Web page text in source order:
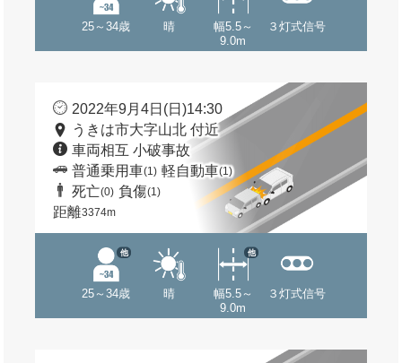
25～34歳 晴
幅5.5～
9.0m
３灯式信号
2022年9月4日(日)14:30
うきは市大字山北 付近
車両相互 小破事故
普通乗用車(1) 軽自動車(1)
死亡(0) 負傷(1)
距離3374m
25～34歳
他
晴
幅5.5～
9.0m
他
３灯式信号